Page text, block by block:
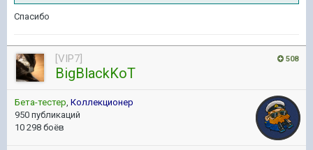
Спасибо
508
[VIP7]
BigBlackKoT
Бета-тестер, Коллекционер
950 публикаций
10 298 боёв